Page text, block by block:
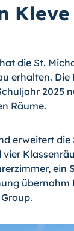
Kleve
die St.
erhalten.
2025
Räume.
erweitert die
ein